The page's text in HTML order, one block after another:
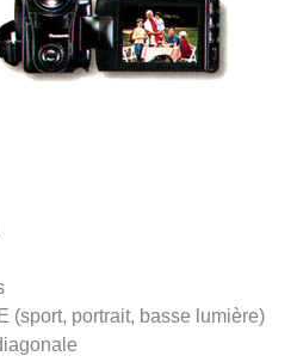
(sport, portrait, basse lumière)